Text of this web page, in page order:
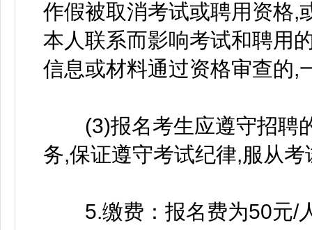
作假被取消考试或聘用资格,
本人联系而影响考试和聘用
信息或材料通过资格审查的,
(3)报名考生应遵守招聘
务,保证遵守考试纪律,服从
5.缴费：报名费为50元/